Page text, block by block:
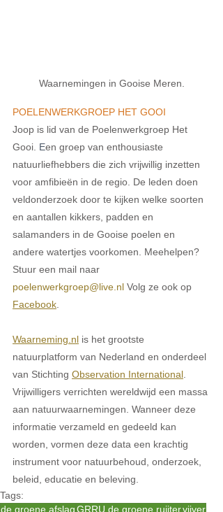
Waarnemingen in Gooise Meren.
POELENWERKGROEP HET GOOI
Joop is lid van de Poelenwerkgroep Het
Gooi. Een groep van enthousiaste
natuurliefhebbers die zich vrijwillig inzetten
voor amfibieën in de regio. De leden doen
veldonderzoek door te kijken welke soorten
en aantallen kikkers, padden en
salamanders in de Gooise poelen en
andere watertjes voorkomen. Meehelpen?
Stuur een mail naar
poelenwerkgroep@live.nl Volg ze ook op
Facebook
Waarneming.nl is het grootste
natuurplatform van Nederland en onderdeel
van Stichting Observation International
Vrijwilligers verrichten wereldwijd een massa
aan natuurwaarnemingen. Wanneer deze
informatie verzameld en gedeeld kan
worden, vormen deze data een krachtig
instrument voor natuurbehoud, onderzoek,
beleid, educatie en beleving.
Tags:
de groene afslagGRRU de groene ruijtervijver